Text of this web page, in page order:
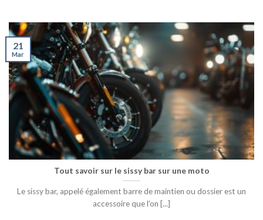
Tout savoir sur le sissy bar sur une moto
Le sissy bar, appelé également barre de maintien ou dossier est un
accessoire que l’on [...]
21
Mar